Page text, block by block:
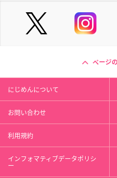
ページ
にじめんについて
お問い合わせ
利用規約
インフォマティブデータポリシ
ー